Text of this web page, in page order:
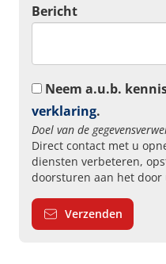
Bericht
Neem a.u.b.
verklaring.
Doel van de
Direct contact met u
diensten verbeteren,
doorsturen aan het
Verzenden